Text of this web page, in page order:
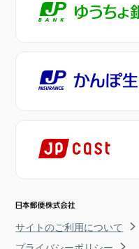
サイトのご利用について